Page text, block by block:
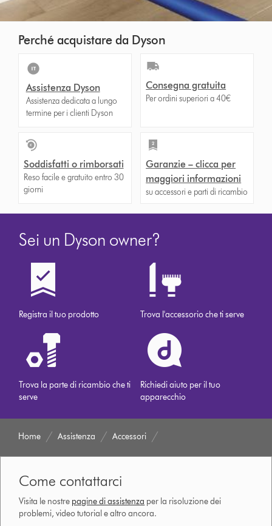
Perché acquistare da Dyson
Assistenza Dyson
Assistenza dedicata a lungo
termine per i clienti Dyson
Consegna gratuita
Per ordini superiori a 40€
Soddisfatti o rimborsati
Reso facile e gratuito entro 30
giorni
Garanzie – clicca per
maggiori informazioni
su accessori e parti di ricambio
Sei un Dyson owner?
Registra il tuo prodotto Trova l'accessorio che ti serve
Trova la parte di ricambio che ti
serve
Richiedi aiuto per il tuo
apparecchio
Home Assistenza Accessori
Come contattarci
Visita le nostre pagine di assistenza per la risoluzione dei
problemi, video tutorial e altro ancora.